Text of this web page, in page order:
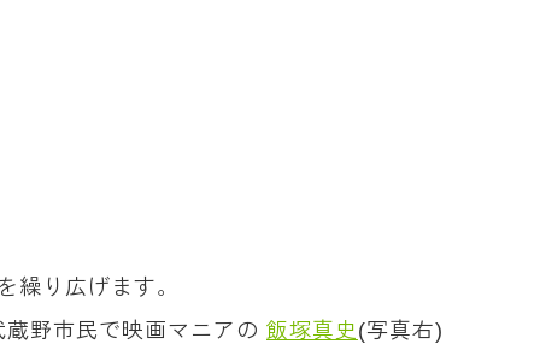
繰り広げます。
野市民で映画マニアの 飯塚真史(写真右)